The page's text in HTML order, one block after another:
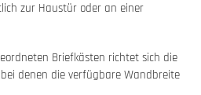
zur Haustür oder an einer
Briefkästen richtet sich die
denen die verfügbare Wandbreite